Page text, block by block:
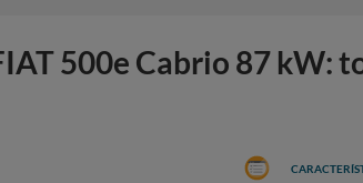
500e Cabrio 87 kW: